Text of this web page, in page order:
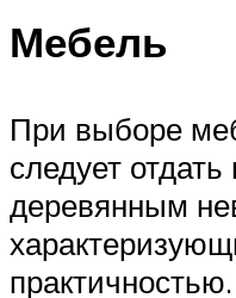
Мебель
При выборе
следует
деревянным